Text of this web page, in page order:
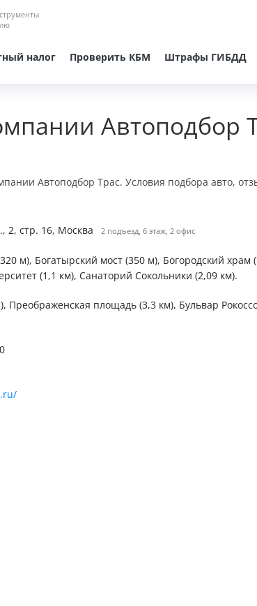
налог Проверить КБМ Штрафы ГИБДД
Автоподбор
Автоподбор Трас. Условия подбора авто,
2, стр. 16, Москва 2 подъезд, 6 этаж, 2 офис
м), Богатырский мост (350 м), Богородский храм
(1,1 км), Санаторий Сокольники (2,09 км).
Преображенская площадь (3,3 км), Бульвар